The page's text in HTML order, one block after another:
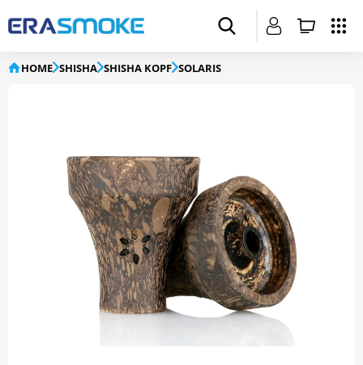
HOME SHISHA SHISHA KOPF SOLARIS